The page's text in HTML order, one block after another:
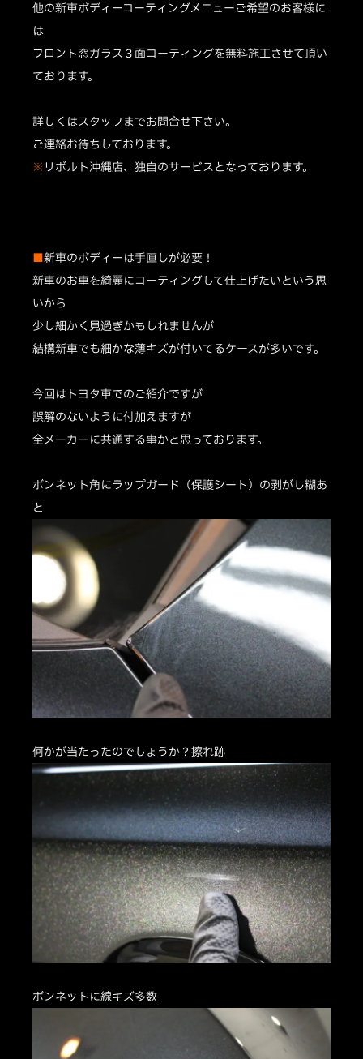
他の新車ボディーコーティングメニューご希望のお客様に
は
フロント窓ガラス３面コーティングを無料施工させて頂い
ております。
詳しくはスタッフまでお問合せ下さい。
ご連絡お待ちしております。
※ リボルト沖縄店、独自のサービスとなっております。
■新車のボディーは手直しが必要！
新車のお車を綺麗にコーティングして仕上げたいという思
いから
少し細かく見過ぎかもしれませんが
結構新車でも細かな薄キズが付いてるケースが多いです。
今回はトヨタ車でのご紹介ですが
誤解のないように付加えますが
全メーカーに共通する事かと思っております。
ボンネット角にラップガード（保護シート）の剥がし糊あ
と
何かが当たったのでしょうか？擦れ跡
ボンネットに線キズ多数